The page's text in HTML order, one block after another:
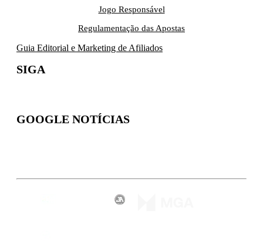
Jogo Responsável
Regulamentação das Apostas
Guia Editorial e Marketing de Afiliados
SIGA
GOOGLE NOTÍCIAS